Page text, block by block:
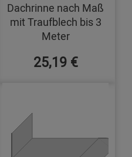
Dachrinne nach Maß
mit Traufblech bis 3
Meter
25,19 €